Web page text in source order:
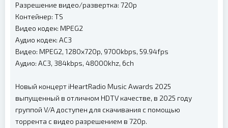
Разрешение видео/развертка: 720p
Контейнер: TS
Видео кодек: MPEG2
Аудио кодек: AC3
Видео: MPEG2, 1280x720p, 9700kbps, 59.94fps
Аудио: AC3, 384kbps, 48000khz, 6ch
Новый концерт iHeartRadio Music Awards 2025
выпущенный в отличном HDTV качестве, в 2025 году
группой V/A доступен для скачивания с помощью
торрента с видео разрешением в 720p.